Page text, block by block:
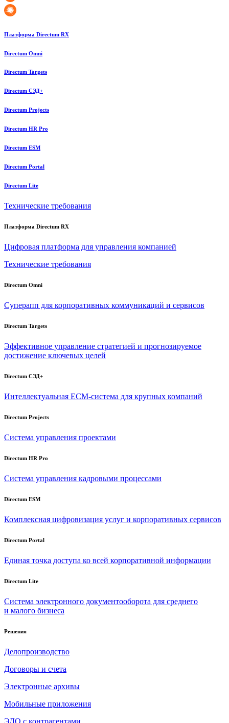
Платформа Directum RX
Directum Omni
Directum Targets
Directum СЭД+
Directum Projects
Directum HR Pro
Directum ESM
Directum Portal
Directum Lite
Технические требования
Платформа Directum RX
Цифровая платформа для управления компанией
Технические требования
Directum Omni
Суперапп для корпоративных коммуникаций и сервисов
Directum Targets
Эффективное управление стратегией и прогнозируемое
достижение ключевых целей
Directum СЭД+
Интеллектуальная ECM-система для крупных компаний
Directum Projects
Система управления проектами
Directum HR Pro
Система управления кадровыми процессами
Directum ESM
Комплексная цифровизация услуг и корпоративных сервисов
Directum Portal
Единая точка доступа ко всей корпоративной информации
Directum Lite
Система электронного документооборота для среднего
и малого бизнеса
Решения
Делопроизводство
Договоры и счета
Электронные архивы
Мобильные приложения
ЭДО с контрагентами